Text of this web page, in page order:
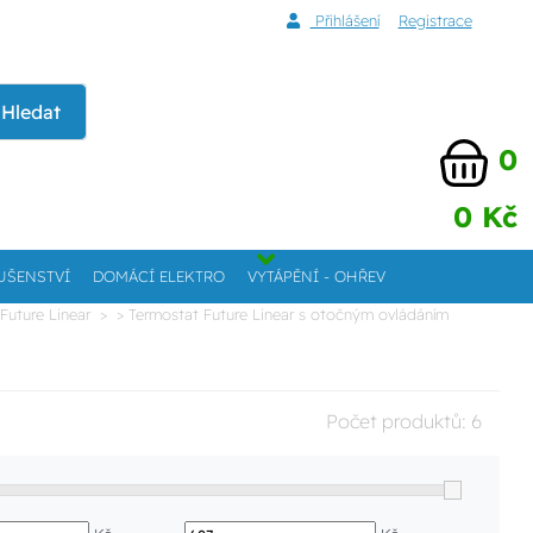
Přihlášení Registrace
Hledat
0
0 Kč
DOMÁCÍ ELEKTRO VYTÁPĚNÍ - OHŘEV
Linear > Termostat Future Linear s otočným ovládáním
Počet produktů: 6